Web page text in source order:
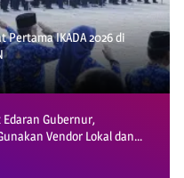
Pertama IKADA 2026 di
Gubernur,
Vendor Lokal dan